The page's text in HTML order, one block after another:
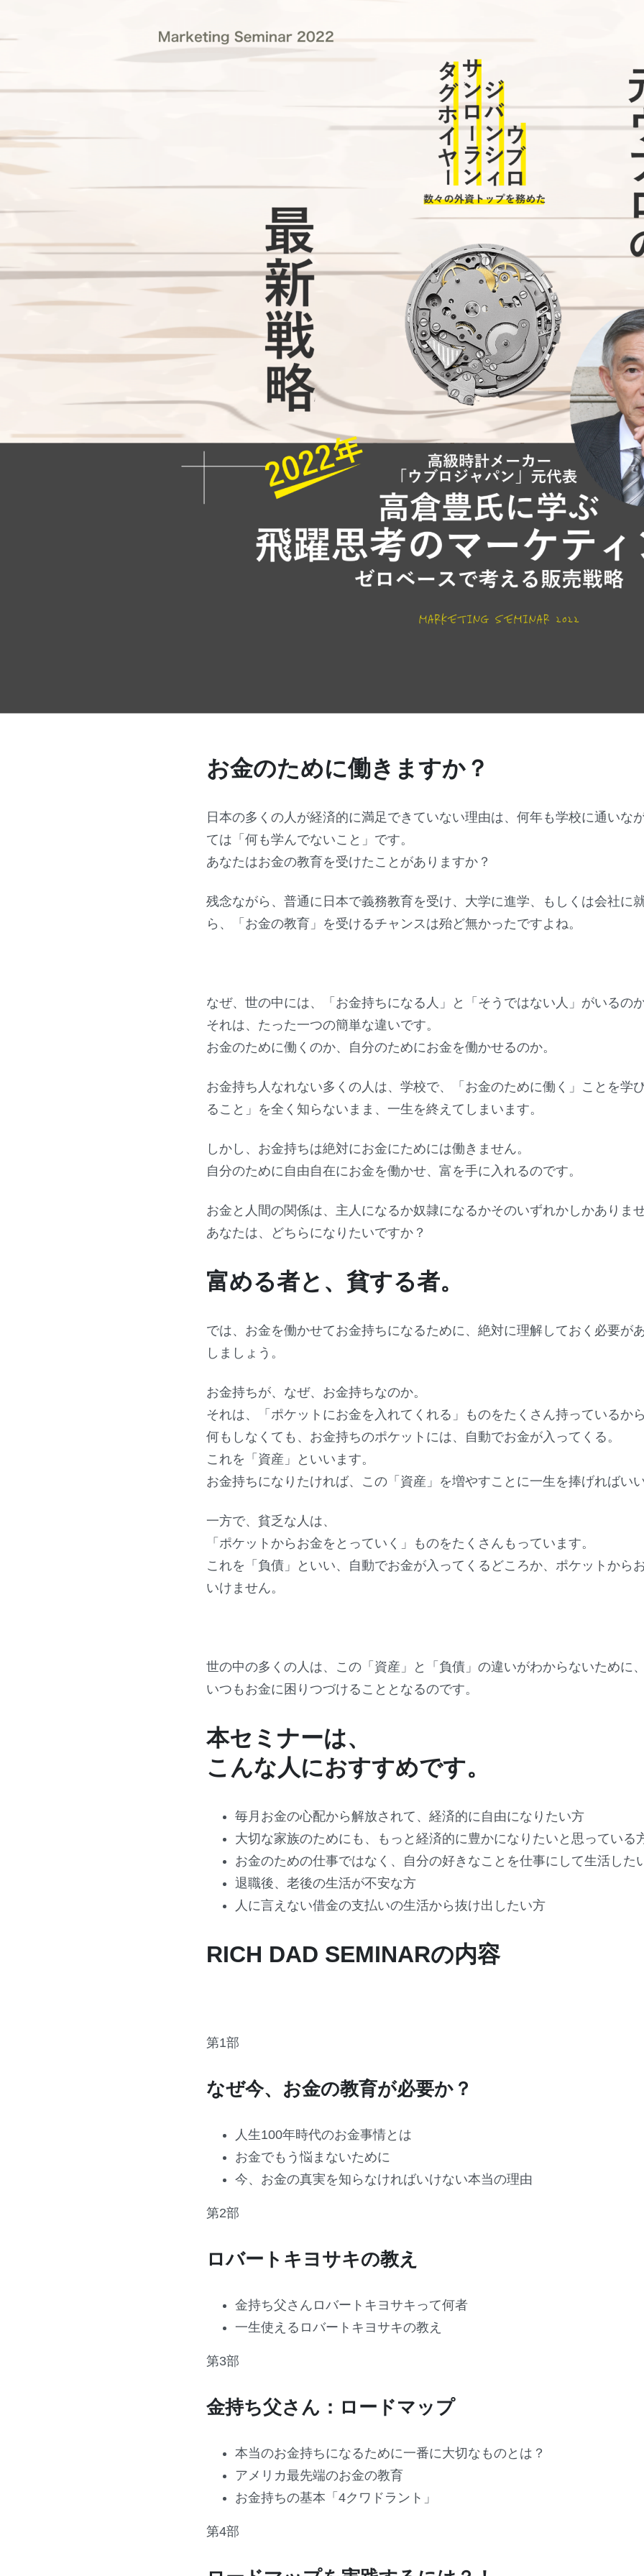
お金のために働きますか？
日本の多くの人が経済的に満足できていない理由は、何年も学校に通いな
ては「何も学んでないこと」です。
あなたはお金の教育を受けたことがありますか？
残念ながら、普通に日本で義務教育を受け、大学に進学、もしくは会社に
ら、「お金の教育」を受けるチャンスは殆ど無かったですよね。
なぜ、世の中には、「お金持ちになる人」と「そうではない人」がいるの
それは、たった一つの簡単な違いです。
お金のために働くのか、自分のためにお金を働かせるのか。
お金持ち人なれない多くの人は、学校で、「お金のために働く」ことを学
ること」を全く知らないまま、一生を終えてしまいます。
しかし、お金持ちは絶対にお金にためには働きません。
自分のために自由自在にお金を働かせ、富を手に入れるのです。
お金と人間の関係は、主人になるか奴隷になるかそのいずれかしかありませ
あなたは、どちらになりたいですか？
富める者と、貧する者。
では、お金を働かせてお金持ちになるために、絶対に理解しておく必要が
しましょう。
お金持ちが、なぜ、お金持ちなのか。
それは、
「ポケットにお金を入れてくれる」ものをたくさん持っているから
何もしなくても、お金持ちのポケットには、自動でお金が入ってくる。
これを 「資産」
といいます。
お金持ちになりたければ、この「資産」を増やすことに一生を捧げればい
一方で、貧乏な人は、
「ポケットからお金をとっていく」ものをたくさんもっています。
これを 「負債」
といい、自動でお金が入ってくるどころか、ポケットから
いけません。
世の中の多くの人は、この「資産」と「負債」の違いがわからないために、
いつもお金に困りつづけることとなるのです。
本セミナーは、
こんな人におすすめです。
毎月お金の心配から解放されて、経済的に自由になりたい方
大切な家族のためにも、もっと経済的に豊かになりたいと思っている
お金のための仕事ではなく、自分の好きなことを仕事にして生活した
退職後、老後の生活が不安な方
人に言えない借金の支払いの生活から抜け出したい方
RICH DAD SEMINARの内容
第1部
なぜ今、お金の教育が必要か？
人生100年時代のお金事情とは
お金でもう悩まないために
今、お金の真実を知らなければいけない本当の理由
第2部
ロバートキヨサキの教え
金持ち父さんロバートキヨサキって何者
一生使えるロバートキヨサキの教え
第3部
金持ち父さん：ロードマップ
本当のお金持ちになるために一番に大切なものとは？
アメリカ最先端のお金の教育
お金持ちの基本「4クワドラント」
第4部